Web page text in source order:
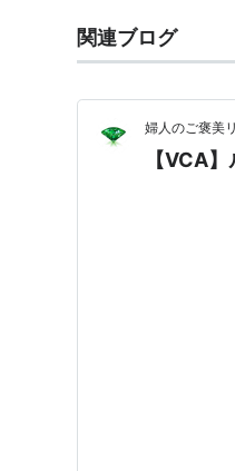
関連ブログ
婦人のご褒美
【VCA